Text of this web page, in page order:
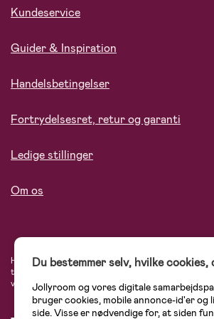
Kundeservice
Guider & Inspiration
Handelsbetingelser
Fortrydelsesret, retur og garanti
Ledige stillinger
Om os
Hos Jollyroom.dk finder du et stort udvalg af
tryg, når du handler hos os. I vores udvalg finder
varemærker som Britax, Maxi-Cosi, Baby Jogger,
Du bestemmer selv, hvilke cookies,
Jollyroom og vores digitale
bruger cookies, mobile annonce-id'er og
side. Visse er nødvendige for, at siden